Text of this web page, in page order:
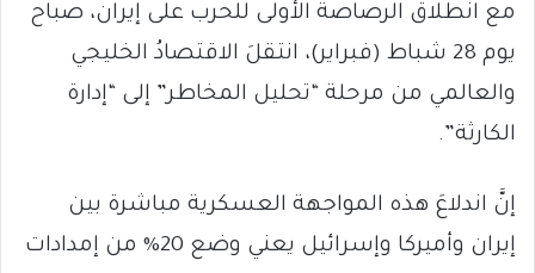
​مع انطلاق الرصاصة الأولى للحرب على إيران، صباح
يوم 28 شباط (فبراير)، انتقلَ الاقتصادُ الخليجي
والعالمي من مرحلة “تحليل المخاطر” إلى “إدارة
الكارثة”.
إنَّ اندلاعَ هذه المواجهة العسكرية مباشرة بين
إيران وأميركا وإسرائيل يعني وضع 20% من إمدادات